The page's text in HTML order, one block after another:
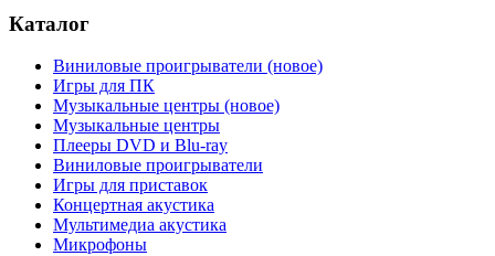
Каталог
Виниловые проигрыватели (новое)
Игры для ПК
Музыкальные центры (новое)
Музыкальные центры
Плееры DVD и Blu-ray
Виниловые проигрыватели
Игры для приставок
Концертная акустика
Мультимедиа акустика
Микрофоны